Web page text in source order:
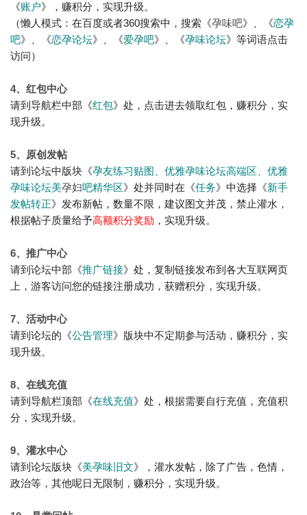
《账户》
，赚积分，实现升级。
（懒人模式：在百度或者360搜索中，搜索 《孕味吧》、 《恋孕
吧》 《恋孕论坛》 《爱孕吧》 《孕味论坛》等词语点击
访问）
4、红包中心
请到导航栏中部 《红包》处，点击进去领取红包 ，赚积分，实
现升级。
5、原创发帖
请到 论坛中版块 《孕友练习贴图、 优雅孕味论坛高端区、 优雅
孕味论坛美孕妇吧精华区》处并同时在《任务》中选择《新手
发帖转正》发布新帖，数量不限，建议图文并茂，禁止灌水，
根据帖子质量给予高额积分奖励 ，实现升级。
6、推广中心
请到论坛中部 《推广链接》处，复制链接发布到各大互联网页
上，游客访问您的链接注册成功 ，获赠积分，实现升级。
7、活动中心
请到论坛的 《公告管理》版块中不定期参与活动 ，赚积分，实
现升级。
8、在线充值
请到导航栏顶部 《在线充值》处，根据需要自行充值，充值积
分，实现升级。
9、灌水中心
请到论坛版块 《美孕味旧文》，灌水发帖，除了广告，色情，
政治等，其他呢日无限制 ， 赚积分，实现升级。